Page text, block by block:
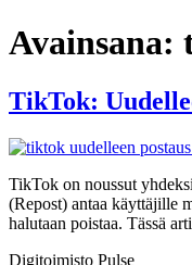
Avainsana:
TikTok:
TikTok on noussut
(Repost) antaa käyttäjille
halutaan poistaa. Tässä
Digitoimisto Pulse